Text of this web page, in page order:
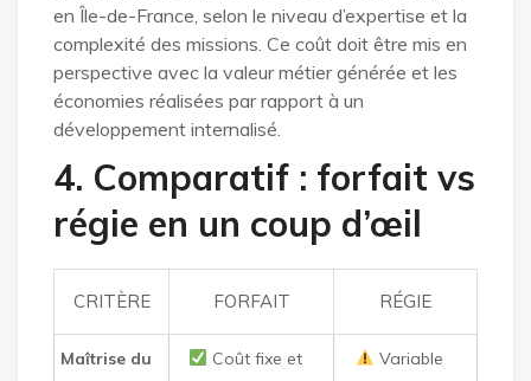
en Île-de-France, selon le niveau d’expertise et la
complexité des missions. Ce coût doit être mis en
perspective avec la valeur métier générée et les
économies réalisées par rapport à un
développement internalisé.
4. Comparatif : forfait vs
régie en un coup d’œil
CRITÈRE FORFAIT RÉGIE
Maîtrise du
Coût fixe et
Variable